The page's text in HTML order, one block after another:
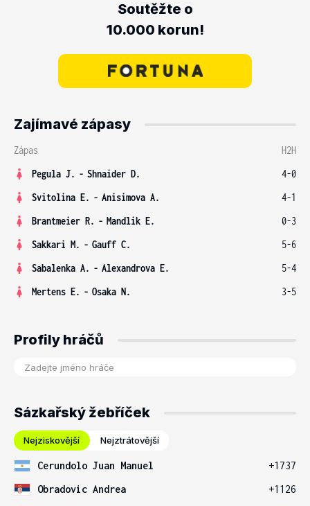
Soutěžte o
10.000 korun!
Zajímavé zápasy
Zápas
H2H
Pegula J. - Shnaider D.
4-0
Svitolina E. - Anisimova A.
4-1
Brantmeier R. - Mandlik E.
0-3
Sakkari M. - Gauff C.
5-6
Sabalenka A. - Alexandrova E.
5-4
Mertens E. - Osaka N. 3-5
Profily hráčů
Sázkařský žebříček
Nejziskovější Nejztrátovější
Cerundolo Juan Manuel
+1737
Obradovic Andrea
+1126